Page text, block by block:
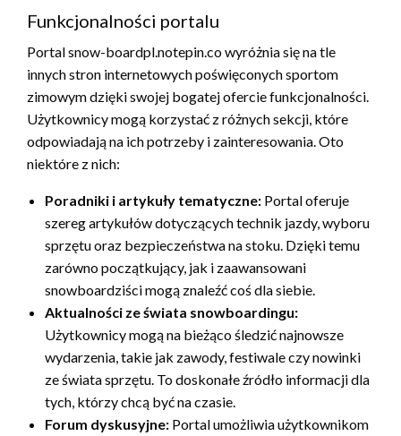
Funkcjonalności portalu
Portal snow-boardpl.notepin.co wyróżnia się na tle
innych stron internetowych poświęconych sportom
zimowym dzięki swojej bogatej ofercie funkcjonalności.
Użytkownicy mogą korzystać z różnych sekcji, które
odpowiadają na ich potrzeby i zainteresowania. Oto
niektóre z nich:
Poradniki i artykuły tematyczne: Portal oferuje
szereg artykułów dotyczących technik jazdy, wyboru
sprzętu oraz bezpieczeństwa na stoku. Dzięki temu
zarówno początkujący, jak i zaawansowani
snowboardziści mogą znaleźć coś dla siebie.
Aktualności ze świata snowboardingu:
Użytkownicy mogą na bieżąco śledzić najnowsze
wydarzenia, takie jak zawody, festiwale czy nowinki
ze świata sprzętu. To doskonałe źródło informacji dla
tych, którzy chcą być na czasie.
Forum dyskusyjne: Portal umożliwia użytkownikom